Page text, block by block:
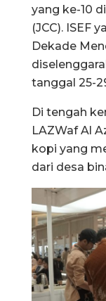
yang ke-10
(JCC). ISEF
Dekade
tanggal 25-
Di tengah
LAZWaf Al
kopi yang
dari desa